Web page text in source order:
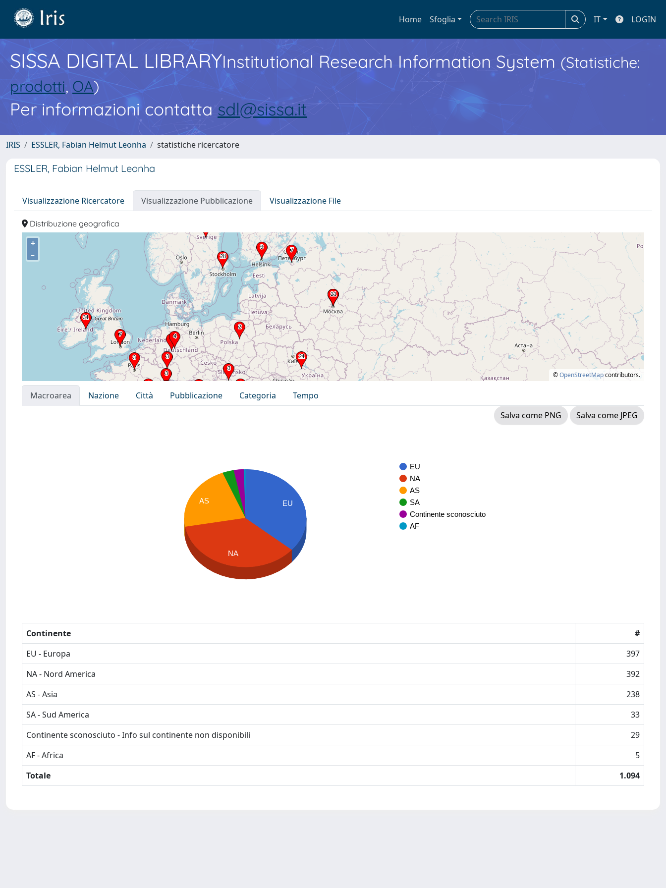
Home Sfoglia IT LOGIN
SISSA DIGITAL LIBRARYInstitutional Research Information System (Statistiche:
prodotti, OA)
Per informazioni contatta sdl@sissa.it
IRIS ESSLER, Fabian Helmut Leonha statistiche ricercatore
ESSLER, Fabian Helmut Leonha
Visualizzazione Ricercatore Visualizzazione Pubblicazione Visualizzazione File
Distribuzione geografica
+
–
©OpenStreetMapcontributors.
Macroarea Nazione Città Pubblicazione Categoria
Tempo
Salva come PNG
Salva come JPEG
EU
NA
AS
SA
Continente sconosciuto
AF
EU
AS
NA
Continente
#
EU - Europa
397
NA - Nord America
392
AS - Asia
238
SA - Sud America
33
Continente sconosciuto - Info sul continente non disponibili
29
AF - Africa
5
Totale
1.094